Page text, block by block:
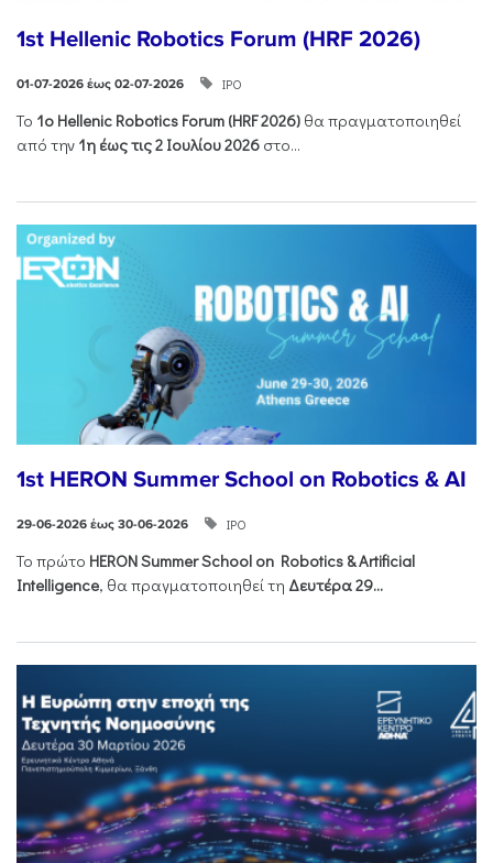
1st Hellenic Robotics Forum (HRF 2026)
01-07-2026 έως 02-07-2026 ΙΡΟ
Το 1ο Hellenic Robotics Forum (HRF2026) θα πραγματοποιηθεί
από την 1η έως τις 2 Ιουλίου 2026 στο...
1st HERON Summer School on Robotics & AI
29-06-2026 έως 30-06-2026 ΙΡΟ
Το πρώτο HERONSummerSchool on Robotics &Artificial
Intelligence, θα πραγματοποιηθεί τη Δευτέρα 29...